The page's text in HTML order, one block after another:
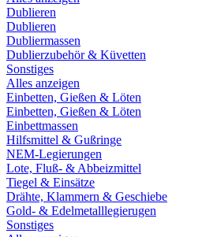
Dublieren
Dublieren
Dubliermassen
Dublierzubehör & Küvetten
Sonstiges
Alles anzeigen
Einbetten, Gießen & Löten
Einbetten, Gießen & Löten
Einbettmassen
Hilfsmittel & Gußringe
NEM-Legierungen
Lote, Fluß- & Abbeizmittel
Tiegel & Einsätze
Drähte, Klammern & Geschiebe
Gold- & Edelmetalllegierugen
Sonstiges